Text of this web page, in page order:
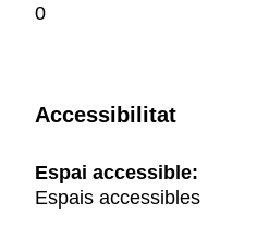
0
Accessibilitat
Espai accessible:
Espais accessibles